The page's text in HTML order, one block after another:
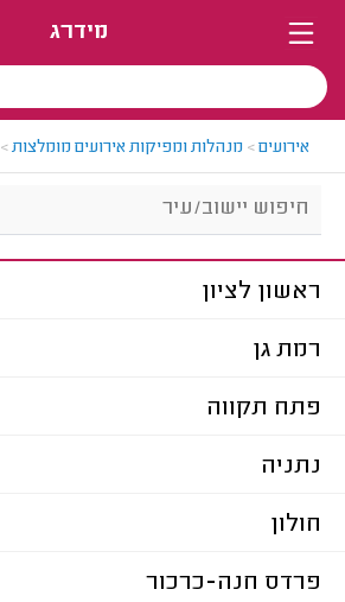
מידרג
אירועים> מנהלות ומפיקות אירועים מומלצות>
ראשון לציון
רמת גן
פתח תקווה
נתניה
חולון
פרדס חנה-כרכור